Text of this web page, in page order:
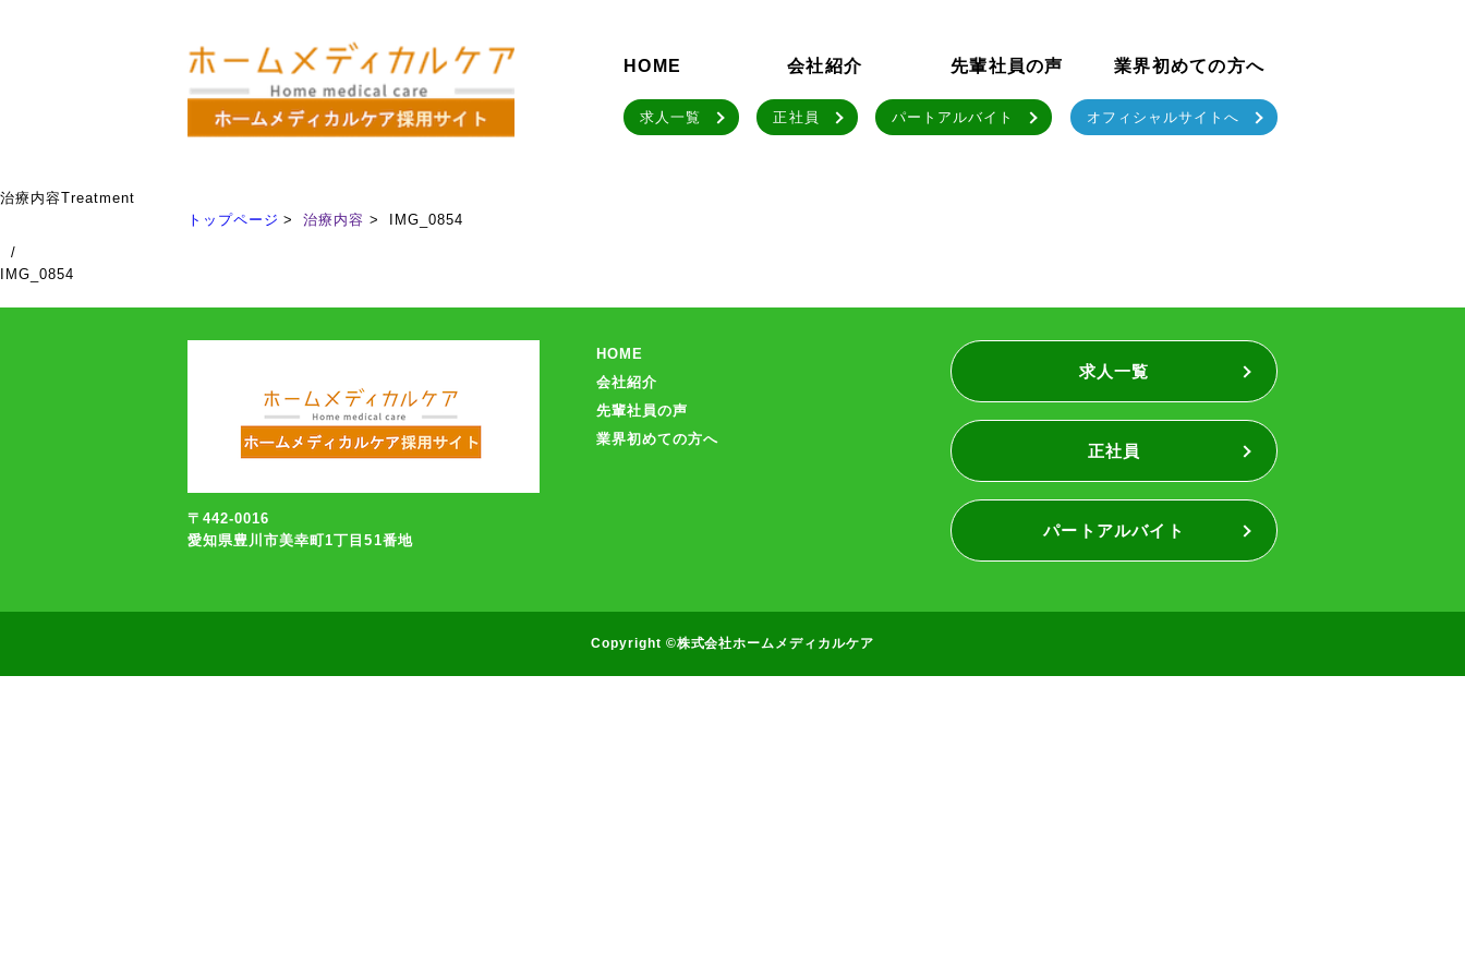
HOME 会社紹介 先輩社員の声 業界初めての方へ
求人一覧 正社員 パートアルバイト オフィシャルサイトへ
治療内容Treatment
トップページ
治療内容
IMG_0854
/
IMG_0854
〒442-0016
愛知県豊川市美幸町1丁目51番地
HOME
会社紹介
先輩社員の声
業界初めての方へ
求人一覧
正社員
パートアルバイト
Copyright ©株式会社ホームメディカルケア